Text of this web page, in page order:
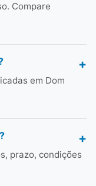
Compare
em Dom
prazo, condições